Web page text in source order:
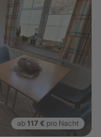
ab 117 € pro Nacht